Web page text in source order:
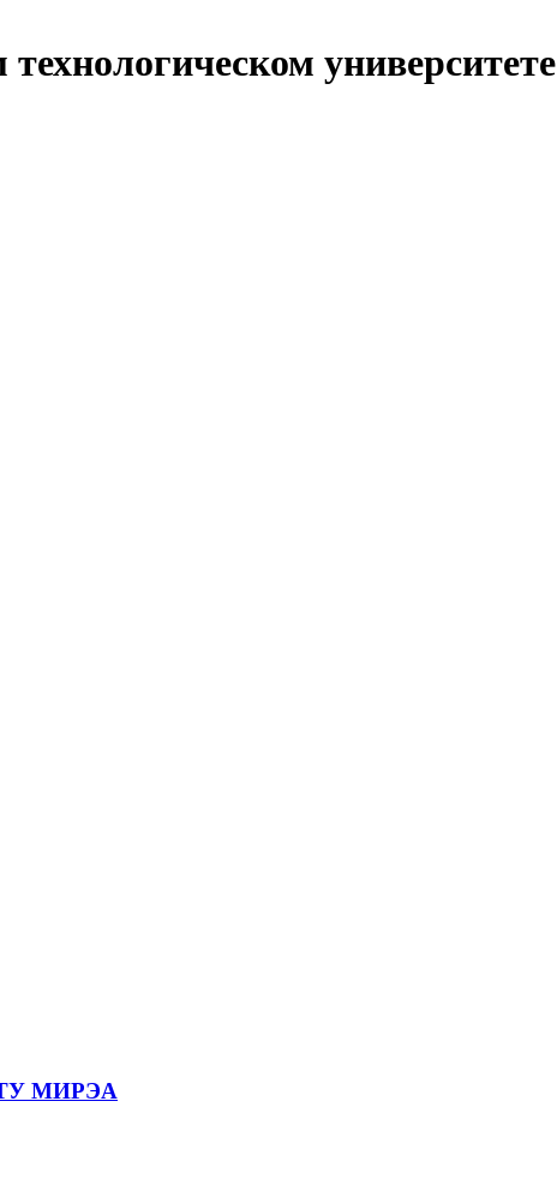
университете
МИРЭА